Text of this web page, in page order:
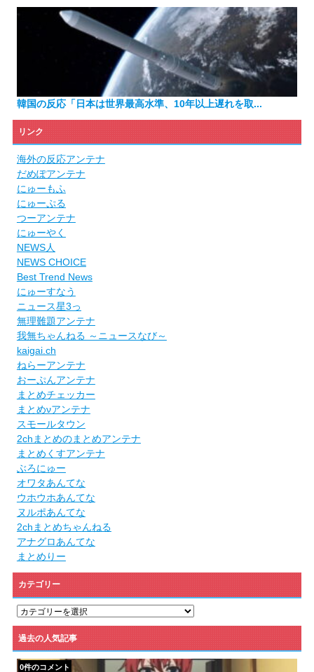
韓国の反応「日本は世界最高水準、10年以上遅れを取...
リンク
海外の反応アンテナ
だめぽアンテナ
にゅーもふ
にゅーぷる
つーアンテナ
にゅーやく
NEWS人
NEWS CHOICE
Best Trend News
にゅーすなう
ニュース星3っ
無理難題アンテナ
我無ちゃんねる ～ニュースなび～
kaigai.ch
ねらーアンテナ
おーぷんアンテナ
まとめチェッカー
まとめνアンテナ
スモールタウン
2chまとめのまとめアンテナ
まとめくすアンテナ
ぶろにゅー
オワタあんてな
ウホウホあんてな
ヌルポあんてな
2chまとめちゃんねる
アナグロあんてな
まとめりー
カテゴリー
カ
ゴ
リ
ー
過去の人気記事
0件のコメント